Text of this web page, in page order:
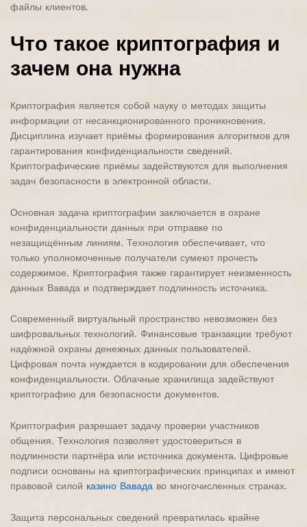
файлы клиентов.
Что такое криптография и
зачем она нужна
Криптография является собой науку о методах защиты
информации от несанкционированного проникновения.
Дисциплина изучает приёмы формирования алгоритмов для
гарантирования конфиденциальности сведений.
Криптографические приёмы задействуются для выполнения
задач безопасности в электронной области.
Основная задача криптографии заключается в охране
конфиденциальности данных при отправке по
незащищённым линиям. Технология обеспечивает, что
только уполномоченные получатели сумеют прочесть
содержимое. Криптография также гарантирует неизменность
данных Вавада и подтверждает подлинность источника.
Современный виртуальный пространство невозможен без
шифровальных технологий. Финансовые транзакции требуют
надёжной охраны денежных данных пользователей.
Цифровая почта нуждается в кодировании для обеспечения
конфиденциальности. Облачные хранилища задействуют
криптографию для безопасности документов.
Криптография разрешает задачу проверки участников
общения. Технология позволяет удостовериться в
подлинности партнёра или источника документа. Цифровые
подписи основаны на криптографических принципах и имеют
правовой силой казино Вавада во многочисленных странах.
Защита персональных сведений превратилась крайне